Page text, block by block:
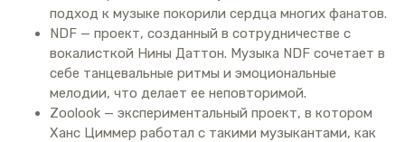
подход к музыке покорили сердца многих фанатов.
NDF — проект, созданный в сотрудничестве с
вокалисткой Нины Даттон. Музыка NDF сочетает в
себе танцевальные ритмы и эмоциональные
мелодии, что делает ее неповторимой.
Zoolook — экспериментальный проект, в котором
Ханс Циммер работал с такими музыкантами, как